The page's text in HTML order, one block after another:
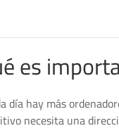
es
día hay más
necesita una